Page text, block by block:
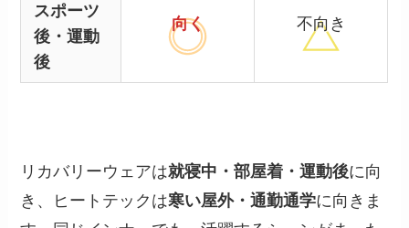
スポーツ
後・運動
後
向く 不向き
リカバリーウェアは就寝中・部屋着・運動後に向
き、ヒートテックは寒い屋外・通勤通学に向きま